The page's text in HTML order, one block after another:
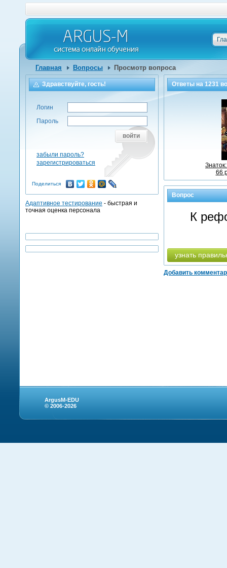
Главная Вопросы Просмотр вопроса
Ответы на1231
66
Вопрос
К
узнать
Добавить
Здравствуйте, гость!
Логин
Пароль
войти
забыли пароль?
зарегистрироваться
Поделиться
Адаптивное тестирование - быстрая и
точная оценка персонала
ArgusM-EDU
© 2006-2026